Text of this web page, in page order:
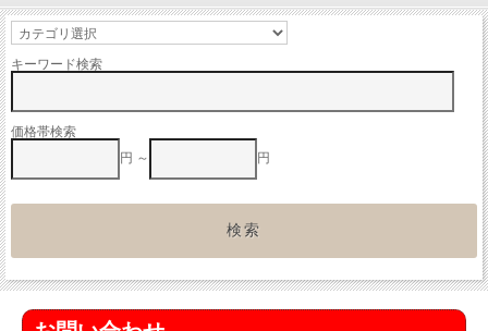
キーワード検索
価格帯検索
円 ～
円